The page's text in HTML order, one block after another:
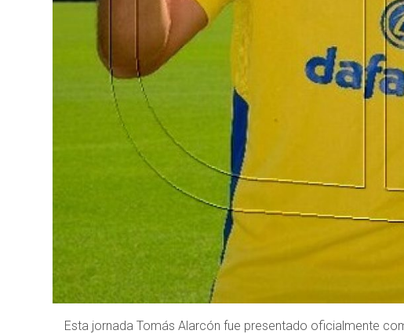
Esta jornada Tomás Alarcón fue presentado oficialmente